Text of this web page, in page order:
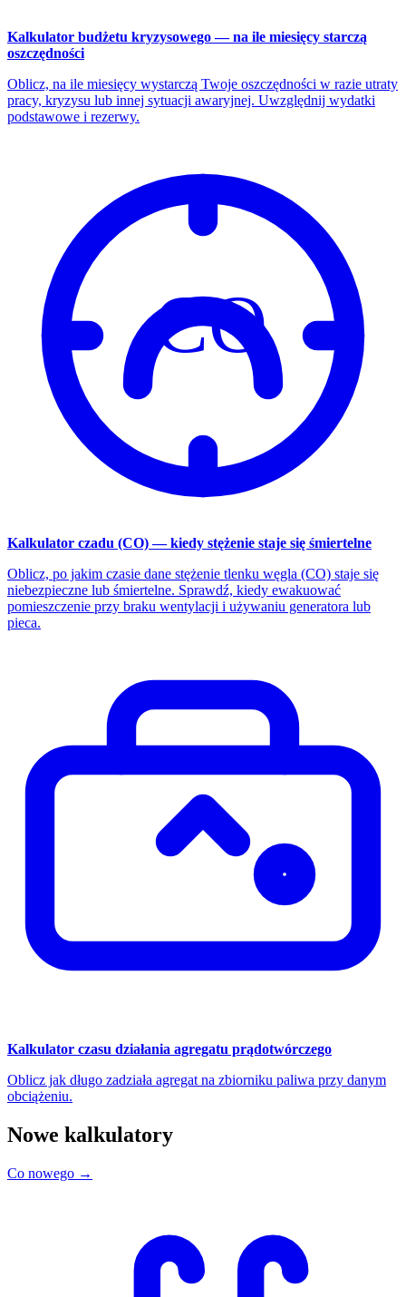
Kalkulator budżetu kryzysowego — na ile miesięcy starczą
oszczędności
Oblicz, na ile miesięcy wystarczą Twoje oszczędności w razie utraty
pracy, kryzysu lub innej sytuacji awaryjnej. Uwzględnij wydatki
podstawowe i rezerwy.
CO
Kalkulator czadu (CO) — kiedy stężenie staje się śmiertelne
Oblicz, po jakim czasie dane stężenie tlenku węgla (CO) staje się
niebezpieczne lub śmiertelne. Sprawdź, kiedy ewakuować
pomieszczenie przy braku wentylacji i używaniu generatora lub
pieca.
Kalkulator czasu działania agregatu prądotwórczego
Oblicz jak długo zadziała agregat na zbiorniku paliwa przy danym
obciążeniu.
Nowe kalkulatory
Co nowego →